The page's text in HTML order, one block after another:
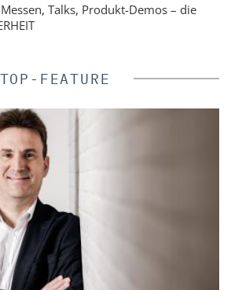
Talks, Produkt-Demos – die
TOP-FEATURE